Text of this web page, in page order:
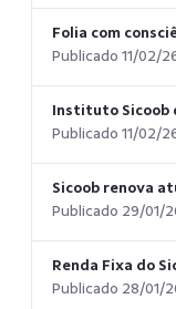
Folia com
Publicado 11/02/
Instituto Sicoob
Publicado 11/02/
Sicoob renova
Publicado 29/01/
Renda Fixa do
Publicado 28/01/